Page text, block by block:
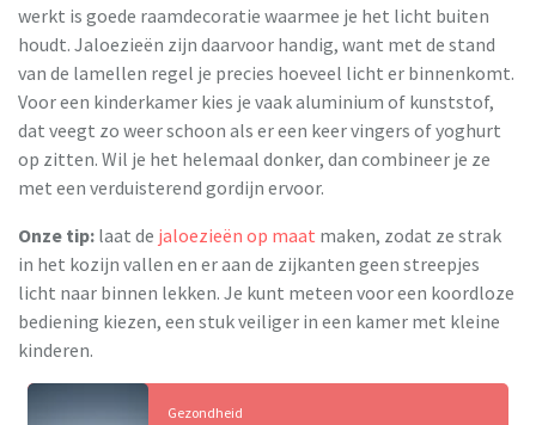
werkt is goede raamdecoratie waarmee je het licht buiten
houdt. Jaloezieën zijn daarvoor handig, want met de stand
van de lamellen regel je precies hoeveel licht er binnenkomt.
Voor een kinderkamer kies je vaak aluminium of kunststof,
dat veegt zo weer schoon als er een keer vingers of yoghurt
op zitten. Wil je het helemaal donker, dan combineer je ze
met een verduisterend gordijn ervoor.
Onze tip: laat de jaloezieën op maat maken, zodat ze strak
in het kozijn vallen en er aan de zijkanten geen streepjes
licht naar binnen lekken. Je kunt meteen voor een koordloze
bediening kiezen, een stuk veiliger in een kamer met kleine
kinderen.
Gezondheid